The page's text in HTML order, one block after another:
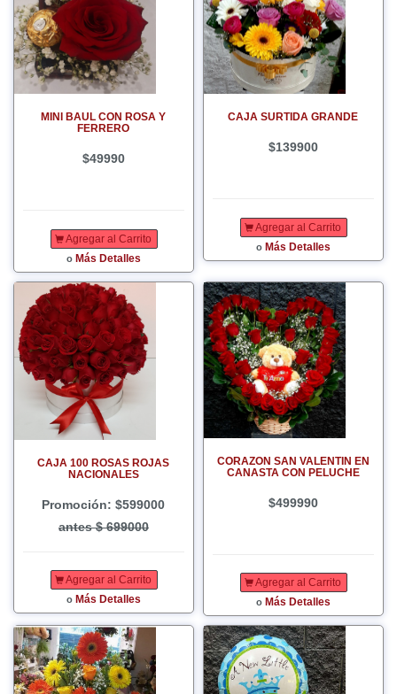
MINI BAUL CON ROSA Y
FERRERO
$49990
Agregar al Carrito
o Más Detalles
CAJA SURTIDA GRANDE
$139900
Agregar al Carrito
o Más Detalles
CAJA 100 ROSAS ROJAS
NACIONALES
Promoción: $599000
antes $ 699000
Agregar al Carrito
o Más Detalles
CORAZON SAN VALENTIN EN
CANASTA CON PELUCHE
$499990
Agregar al Carrito
o Más Detalles